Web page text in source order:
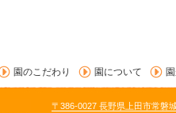
園のこだわり 園について
〒386-0027 長野県上田市常磐